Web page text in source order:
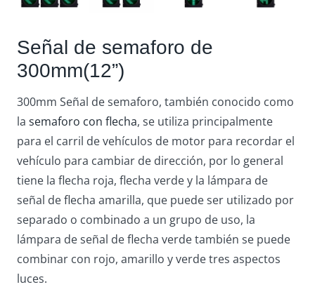
Señal de semaforo de
300mm(12”)
300mm Señal de semaforo, también conocido como
la semaforo con flecha, se utiliza principalmente
para el carril de vehículos de motor para recordar el
vehículo para cambiar de dirección, por lo general
tiene la flecha roja, flecha verde y la lámpara de
señal de flecha amarilla, que puede ser utilizado por
separado o combinado a un grupo de uso, la
lámpara de señal de flecha verde también se puede
combinar con rojo, amarillo y verde tres aspectos
luces.